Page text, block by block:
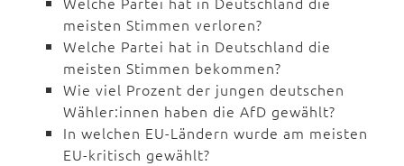
meisten Stimmen verloren?
Welche Partei hat in Deutschland die
meisten Stimmen bekommen?
Wie viel Prozent der jungen deutschen
Wähler:innen haben die AfD gewählt?
In welchen EU-Ländern wurde am meisten
EU-kritisch gewählt?